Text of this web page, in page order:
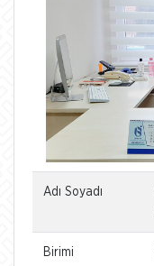
Adı Soyadı
Birimi